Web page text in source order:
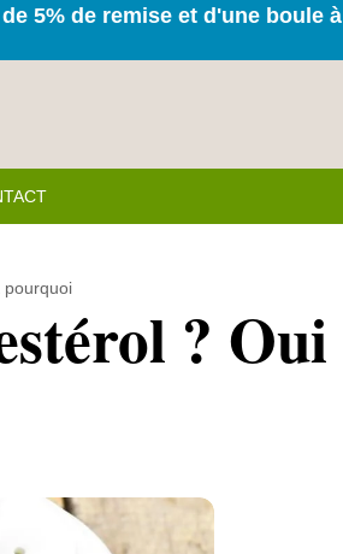
5% de remise et d'une boule à
pourquoi
? Oui